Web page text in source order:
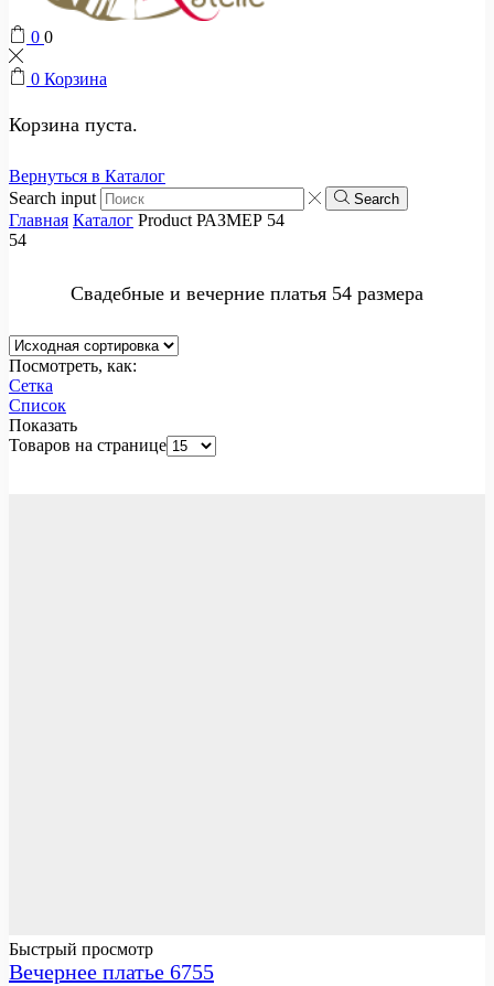
0 0
0 Корзина
Корзина пуста.
Вернуться в Каталог
Search input
Search
Главная Каталог Product РАЗМЕР 54
54
Свадебные и вечерние платья 54 размера
Посмотреть, как:
Сетка
Список
Показать
Товаров на странице
Быстрый просмотр
Вечернее платье 6755